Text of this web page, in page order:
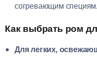
согревающим специям.
Как выбрать ром
Для легких,